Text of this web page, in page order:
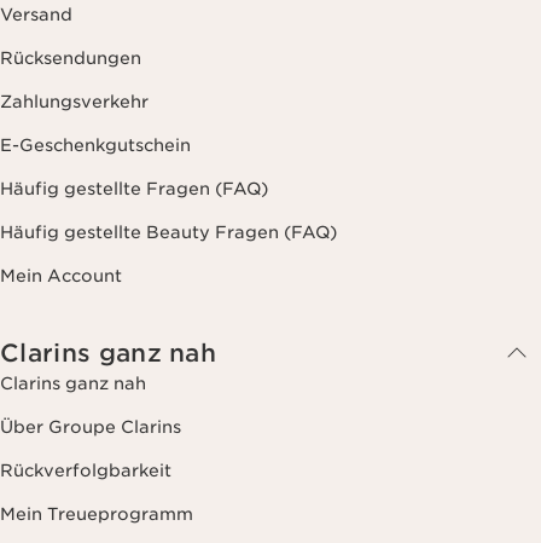
Versand
Rücksendungen
Zahlungsverkehr
E-Geschenkgutschein
Häufig gestellte Fragen (FAQ)
Häufig gestellte Beauty Fragen (FAQ)
Mein Account
Clarins ganz nah
Clarins ganz nah
Über Groupe Clarins
Rückverfolgbarkeit
Mein Treueprogramm